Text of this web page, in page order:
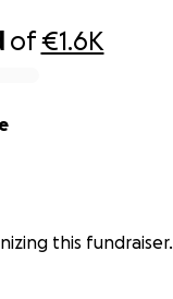
of€1.6K
this fundraiser.